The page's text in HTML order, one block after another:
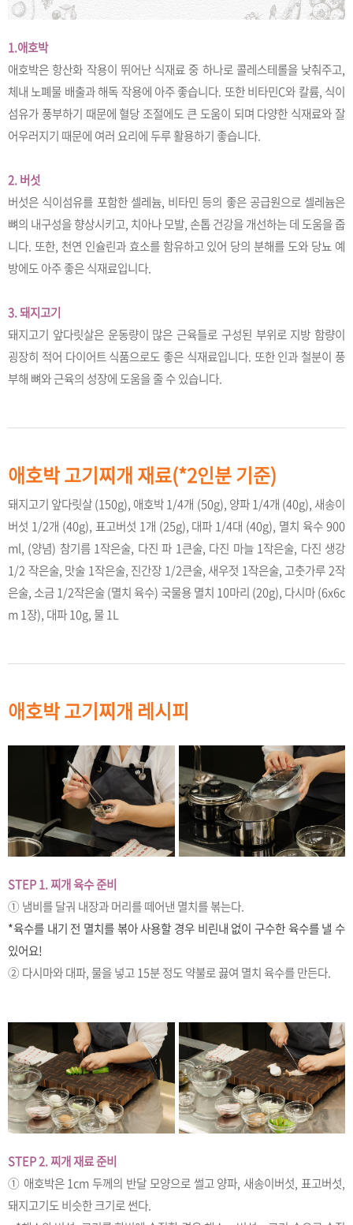
1.애호박
애호박은 항산화 작용이 뛰어난 식재료 중 하나로 콜레스테롤을 낮춰주고,
체내 노폐물 배출과 해독 작용에 아주 좋습니다. 또한 비타민C와 칼륨, 식이
섬유가 풍부하기 때문에 혈당 조절에도 큰 도움이 되며 다양한 식재료와 잘
어우러지기 때문에 여러 요리에 두루 활용하기 좋습니다.
2. 버섯
버섯은 식이섬유를 포함한 셀레늄, 비타민 등의 좋은 공급원으로 셀레늄은
뼈의 내구성을 향상시키고, 치아나 모발, 손톱 건강을 개선하는 데 도움을 줍
니다. 또한, 천연 인슐린과 효소를 함유하고 있어 당의 분해를 도와 당뇨 예
방에도 아주 좋은 식재료입니다.
3. 돼지고기
돼지고기 앞다릿살은 운동량이 많은 근육들로 구성된 부위로 지방 함량이
굉장히 적어 다이어트 식품으로도 좋은 식재료입니다. 또한 인과 철분이 풍
부해 뼈와 근육의 성장에 도움을 줄 수 있습니다.
애호박 고기찌개 재료(*2인분 기준)
돼지고기 앞다릿살 (150g), 애호박 1/4개 (50g), 양파 1/4개 (40g), 새송이
버섯 1/2개 (40g), 표고버섯 1개 (25g), 대파 1/4대 (40g), 멸치 육수 900
ml, (양념) 참기름 1작은술, 다진 파 1큰술, 다진 마늘 1작은술, 다진 생강
1/2 작은술, 맛술 1작은술, 진간장 1/2큰술, 새우젓 1작은술, 고춧가루 2작
은술, 소금 1/2작은술 (멸치 육수) 국물용 멸치 10마리 (20g), 다시마 (6x6c
m 1장), 대파 10g, 물 1L
애호박 고기찌개 레시피
STEP 1. 찌개 육수 준비
① 냄비를 달궈 내장과 머리를 떼어낸 멸치를볶는다.
*육수를 내기 전 멸치를 볶아 사용할 경우 비린내 없이 구수한 육수를 낼 수
있어요!
② 다시마와 대파, 물을 넣고 15분 정도 약불로 끓여 멸치 육수를 만든다.
STEP 2. 찌개 재료 준비
① 애호박은 1cm 두께의 반달 모양으로 썰고 양파, 새송이버섯, 표고버섯,
돼지고기도 비슷한 크기로 썬다.